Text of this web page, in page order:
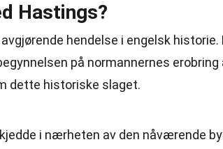
Hastings?
hendelse i engelsk
på normannernes erobring
dette historiske slaget.
i nærheten av den nåværende